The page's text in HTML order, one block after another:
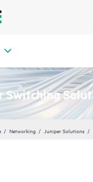
Switching
Networking Juniper Solutions